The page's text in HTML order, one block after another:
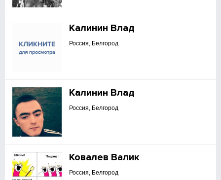
Калинин Влад
Россия, Белгород
Калинин Влад
Россия, Белгород
Ковалев Валик
Россия, Белгород